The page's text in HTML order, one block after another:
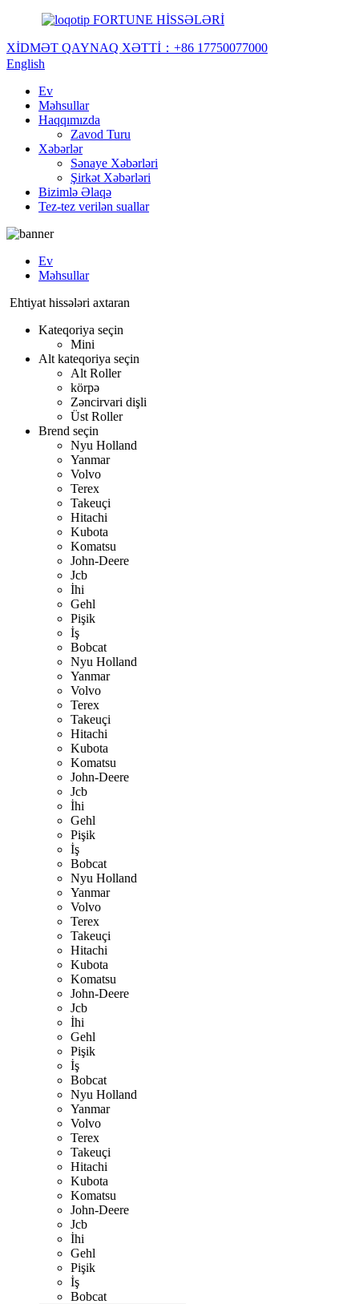
FORTUNE HİSSƏLƏRİ
XİDMƏT QAYNAQ XƏTTİ： +86 17750077000
English
Ev
Məhsullar
Haqqımızda
Zavod Turu
Xəbərlər
Sənaye Xəbərləri
Şirkət Xəbərləri
Bizimlə Əlaqə
Tez-tez verilən suallar
Ev
Məhsullar
Ehtiyat hissələri axtaran
Kateqoriya seçin
Mini
Alt kateqoriya seçin
Alt Roller
körpə
Zəncirvari dişli
Üst Roller
Brend seçin
Nyu Holland
Yanmar
Volvo
Terex
Takeuçi
Hitachi
Kubota
Komatsu
John-Deere
Jcb
İhi
Gehl
Pişik
İş
Bobcat
Nyu Holland
Yanmar
Volvo
Terex
Takeuçi
Hitachi
Kubota
Komatsu
John-Deere
Jcb
İhi
Gehl
Pişik
İş
Bobcat
Nyu Holland
Yanmar
Volvo
Terex
Takeuçi
Hitachi
Kubota
Komatsu
John-Deere
Jcb
İhi
Gehl
Pişik
İş
Bobcat
Nyu Holland
Yanmar
Volvo
Terex
Takeuçi
Hitachi
Kubota
Komatsu
John-Deere
Jcb
İhi
Gehl
Pişik
İş
Bobcat